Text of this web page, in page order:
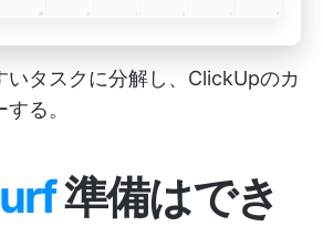
いタスクに分解し、ClickUpのカ
る。
準備はでき